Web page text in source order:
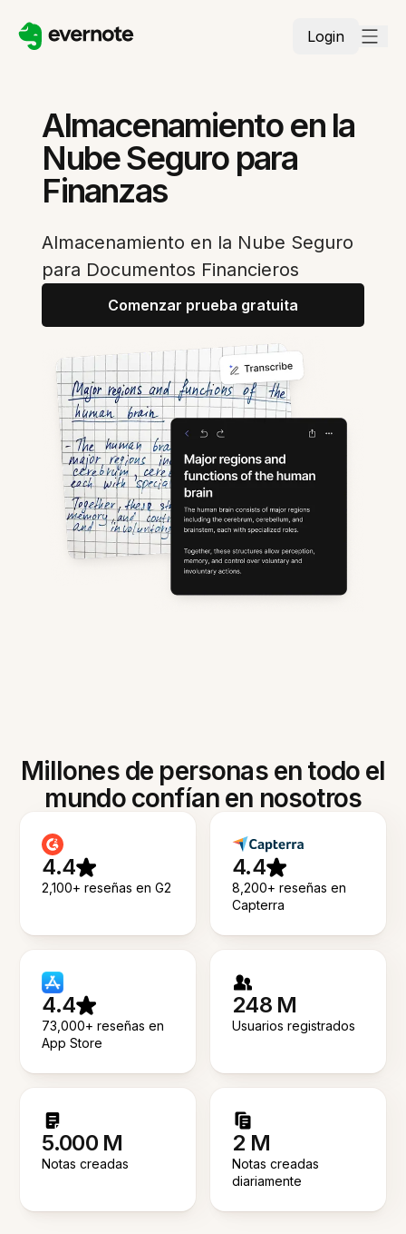
Login
Almacenamiento en la
Nube Seguro para
Finanzas
Almacenamiento en la Nube Seguro
para Documentos Financieros
Comenzar prueba gratuita
Millones de personas en todo el
mundo confían en nosotros
4.4
2,100+ reseñas en G2
4.4
8,200+ reseñas en
Capterra
4.4
73,000+ reseñas en
App Store
248 M
Usuarios registrados
5.000 M
Notas creadas
2 M
Notas creadas
diariamente